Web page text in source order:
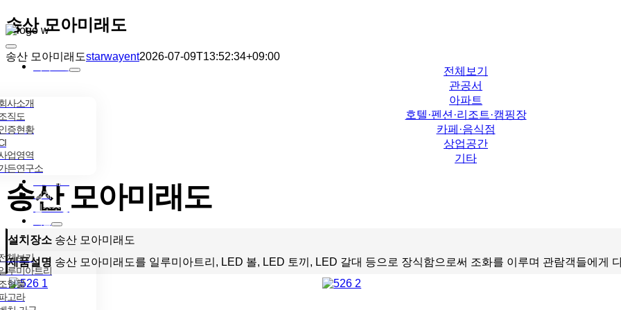
콘텐츠로
건너뛰기
Toggle
Navigation
사소개
직도
증현황
업영역
든연구소
프로세스
설계
인조조경
체보기
루미아트리
형물
고라
송산 모아미래도
송산 모아미래도starwayent2026-07-09T13:52:34+09:00
전체보기
관공서
아파트
호텔·펜션·리조트·캠핑장
카페·음식점
상업공간
기타
송산 모아미래도
설치장소 송산 모아미래도
제품설명 송산 모아미래도를 일루미아트리, LED 볼, LED 토끼, LED 갈대 등으로 장식함으로써 조화를 이루며 관람객들에게